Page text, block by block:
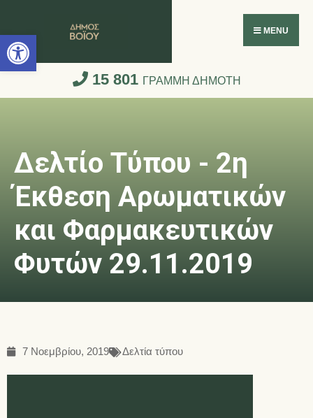
Ανοίξτε τη γραμμή εργαλείων
MENU
15 801 ΓΡΑΜΜΗ ΔΗΜΟΤΗ
Δελτίο Τύπου - 2η
Έκθεση Αρωματικών
και Φαρμακευτικών
Φυτών 29.11.2019
7 Νοεμβρίου, 2019 Δελτία τύπου